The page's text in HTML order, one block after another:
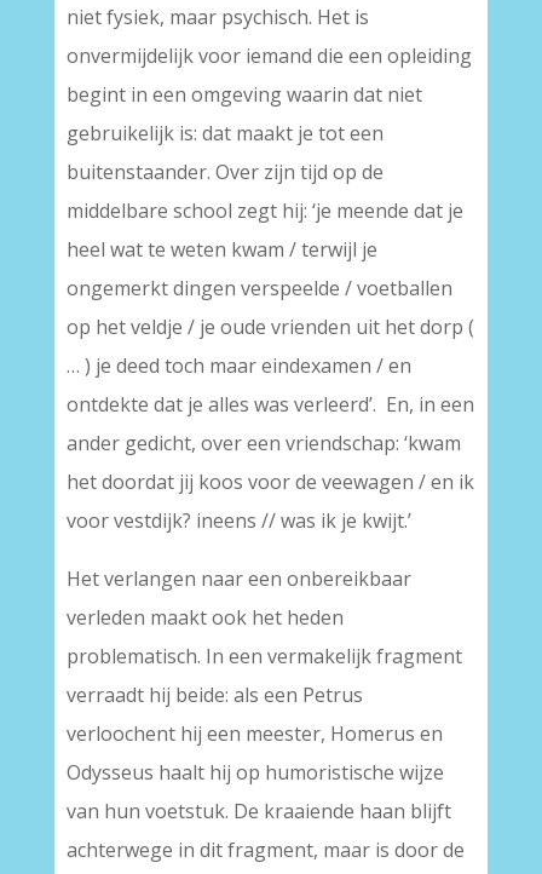
niet fysiek, maar psychisch. Het is
onvermijdelijk voor iemand die een opleiding
begint in een omgeving waarin dat niet
gebruikelijk is: dat maakt je tot een
buitenstaander. Over zijn tijd op de
middelbare school zegt hij: ‘je meende dat je
heel wat te weten kwam / terwijl je
ongemerkt dingen verspeelde / voetballen
op het veldje / je oude vrienden uit het dorp (
… ) je deed toch maar eindexamen / en
ontdekte dat je alles was verleerd’. En, in een
ander gedicht, over een vriendschap: ‘kwam
het doordat jij koos voor de veewagen / en ik
voor vestdijk? ineens // was ik je kwijt.’
Het verlangen naar een onbereikbaar
verleden maakt ook het heden
problematisch. In een vermakelijk fragment
verraadt hij beide: als een Petrus
verloochent hij een meester, Homerus en
Odysseus haalt hij op humoristische wijze
van hun voetstuk. De kraaiende haan blijft
achterwege in dit fragment, maar is door de